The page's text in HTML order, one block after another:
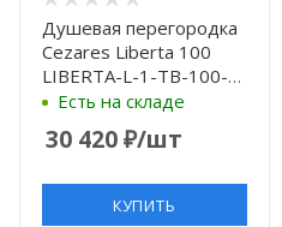
Душевая перегородка
Cezares Liberta 100
LIBERTA-L-1-TB-100-
GR-Cr профиль Хром
Есть на складе
30 420₽/шт
КУПИТЬ